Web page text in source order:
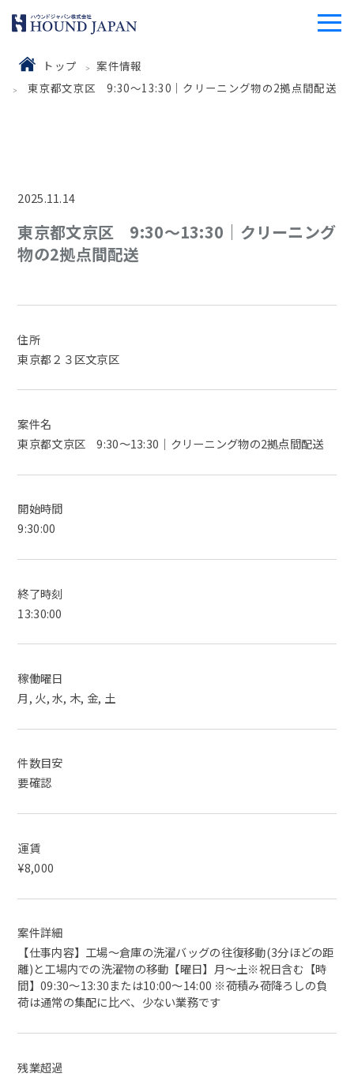
トップ
案件情報
東京都文京区 9:30～13:30｜クリーニング物の2拠点間配送
2025.11.14
東京都文京区 9:30～13:30｜クリーニング
物の2拠点間配送
住所
東京都２３区文京区
案件名
東京都文京区 9:30～13:30｜クリーニング物の2拠点間配送
開始時間
9:30:00
終了時刻
13:30:00
稼働曜日
月, 火, 水, 木, 金, 土
件数目安
要確認
運賃
¥8,000
案件詳細
【仕事内容】工場～倉庫の洗濯バッグの往復移動(3分ほどの距
離)と工場内での洗濯物の移動【曜日】月～土※祝日含む【時
間】09:30～13:30または10:00～14:00 ※荷積み荷降ろしの負
荷は通常の集配に比べ、少ない業務です
残業超過